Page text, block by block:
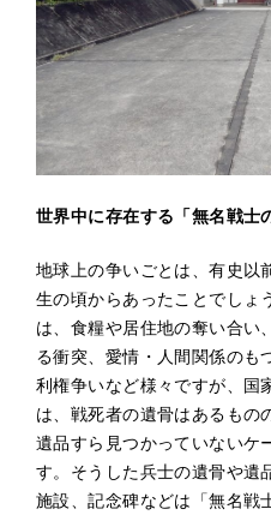
世界中に存在する「無名戦士
地球上の争いごとは、有史以
生の頃からあったことでしょ
は、食糧や居住地の奪い合い
る衝突、愛情・人間関係のも
利権争いなど様々ですが、国
は、戦死者の遺骨はあるもの
遺品すら見つかっていないケ
す。そうした兵士の遺骨や遺
施設、記念碑などは「無名戦